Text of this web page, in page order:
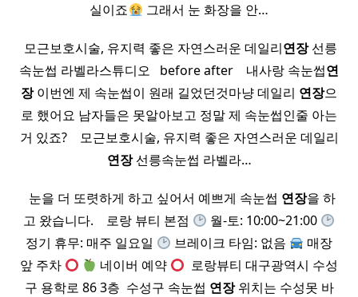
실이죠
그래서 눈 화장을 안…
​ 모근보호시술, 유지력 좋은 자연스러운 데일리연장선릉
속눈썹 라벨라스튜디오 ​ ​ before after ​ ​ ​ 내사랑 속눈썹연
장이번엔 제 속눈썹이 원래 길었던것마냥 데일리 연장으
로 했어요 남자들은 못알아보고 정말 제 속눈썹인줄 아는
거 있죠? ​ ​ ​ 모근보호시술, 유지력 좋은 자연스러운 데일리
연장선릉속눈썹 라벨라…
​ ​ 눈을 더 또렷하게 하고 싶어서 예쁘게 속눈썹 연장을 하
고 왔습니다. ​ ​ ​ 로랑 뷰티 본점
월-토: 10:00~21:00
정기 휴무: 매주 일요일
브레이크 타임: 없음
매장
앞 주차
네이버 예약
​ 로랑뷰티 대구광역시 수성
구 용학로 86 3층 ​ 수성구 속눈썹 연장위치는 수성못 바